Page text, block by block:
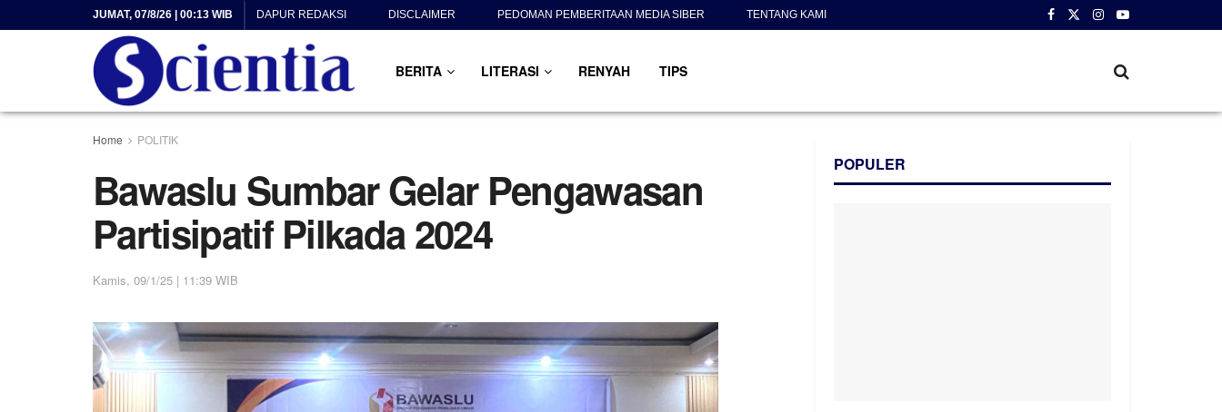
JUMAT, 07/8/26 | 00:13 WIB DAPUR REDAKSI DISCLAIMER PEDOMAN PEMBERITAAN MEDIA SIBER TENTANG KAMI
BERITA LITERASI RENYAH TIPS
Home POLITIK
Bawaslu Sumbar Gelar Pengawasan
Partisipatif Pilkada 2024
Kamis, 09/1/25 | 11:39 WIB
POPULER